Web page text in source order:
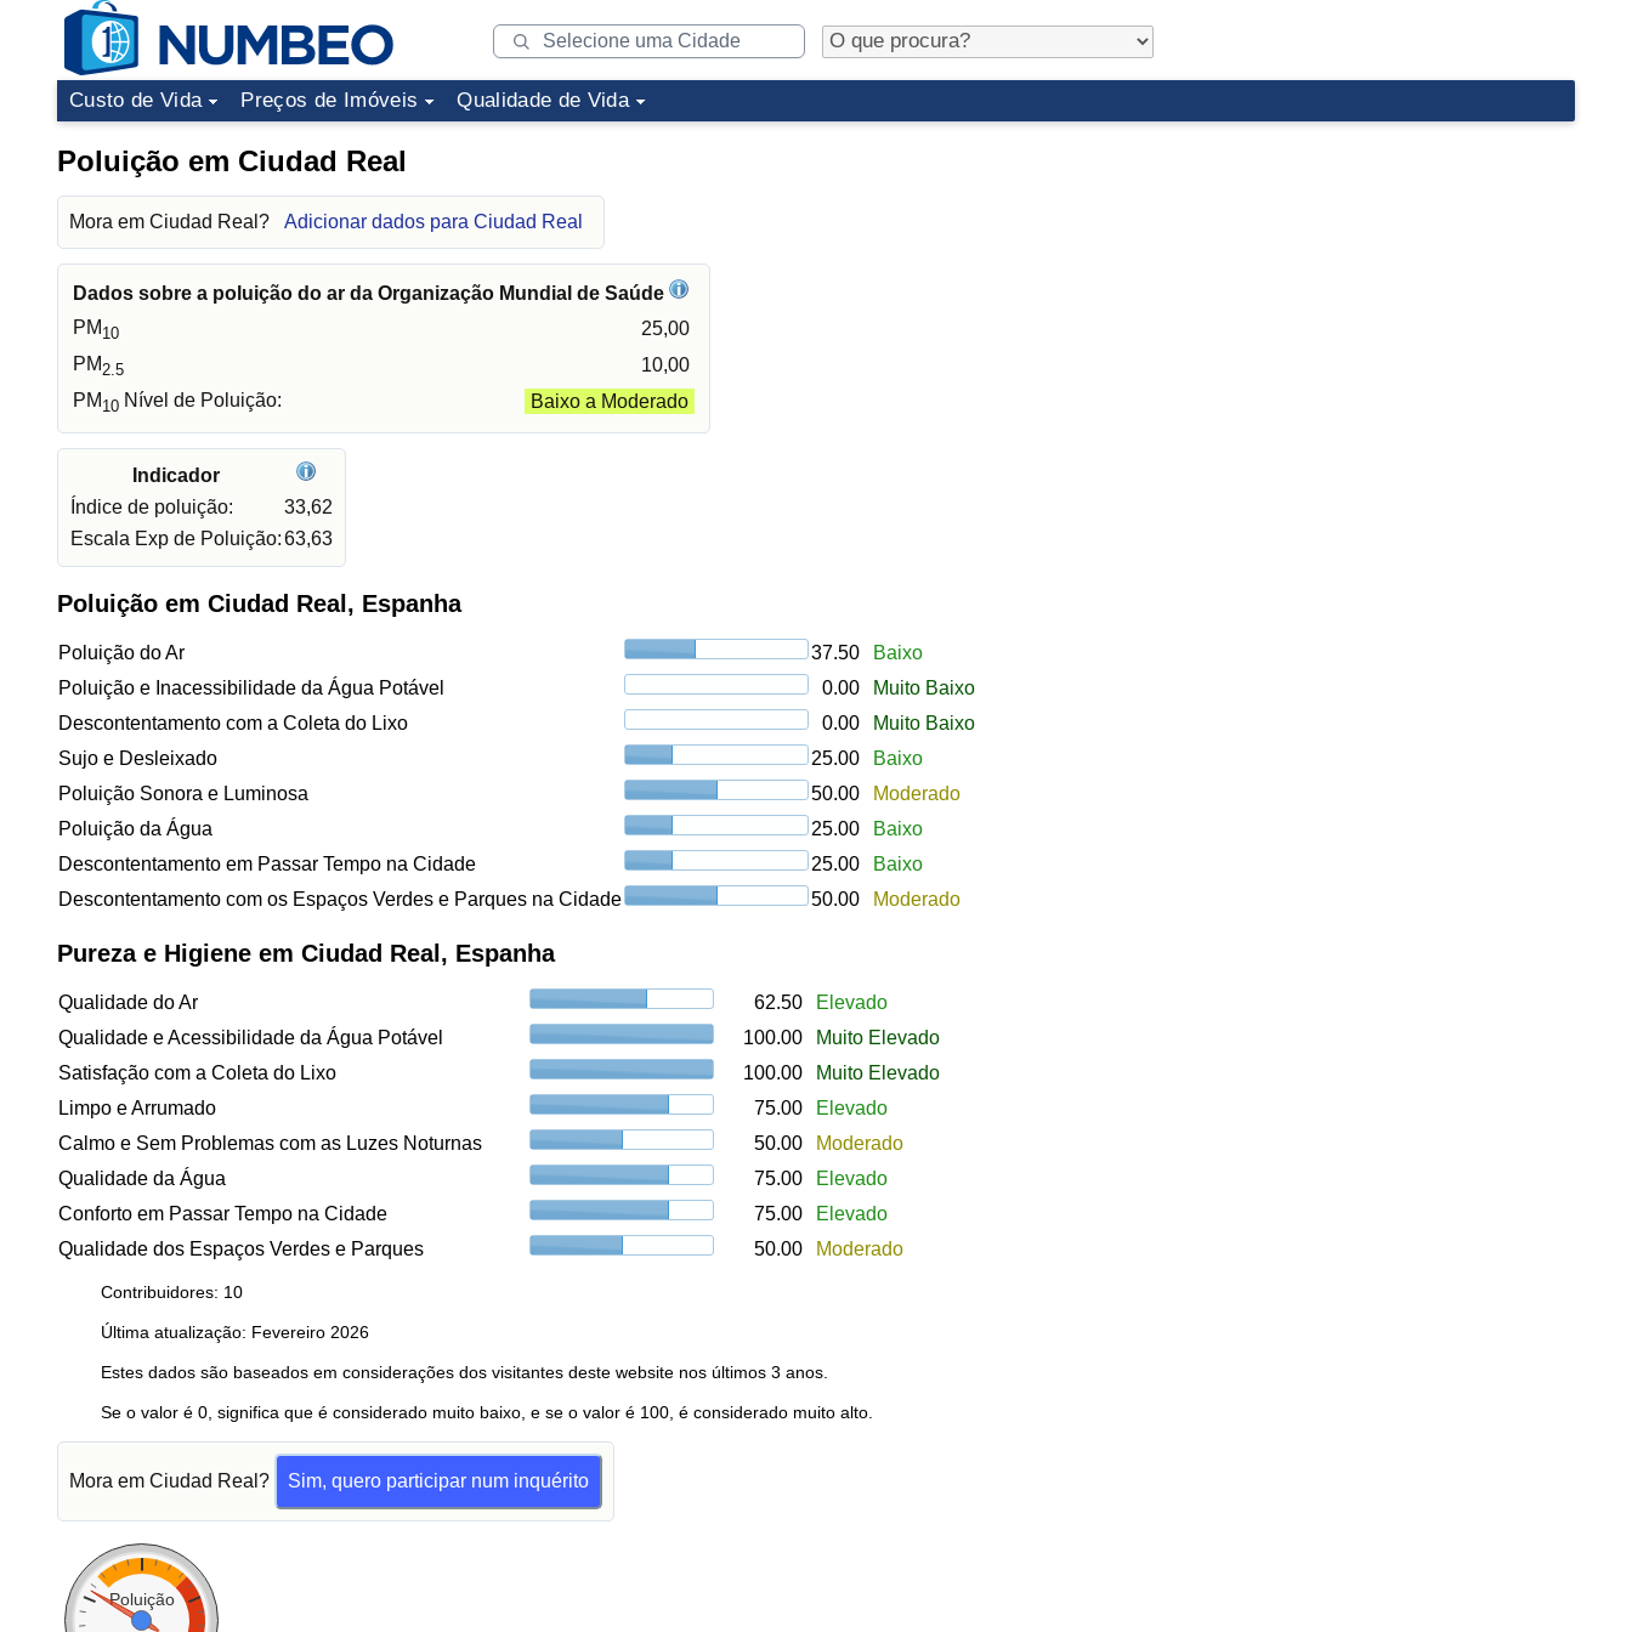
Custo de Vida Preços de Imóveis Qualidade de Vida
Poluição em Ciudad Real
Mora em Ciudad Real? Adicionar dados para Ciudad Real
Dados sobre a poluição do ar da Organização Mundial de Saúde
PM 10
25,00
PM2.5
10,00
PM 10 Nível de Poluição: Baixo a Moderado
Indicador
Índice de poluição:
33,62
Escala Exp de Poluição:63,63
Poluição em Ciudad Real, Espanha
Poluição do Ar 37.50
Baixo
Poluição e Inacessibilidade da Água Potável
0.00
Muito Baixo
Descontentamento com a Coleta do Lixo
0.00
Muito Baixo
Sujo e Desleixado
25.00
Baixo
Poluição Sonora e Luminosa
50.00
Moderado
Poluição da Água
25.00
Baixo
Descontentamento em Passar Tempo na Cidade
25.00
Baixo
Descontentamento com os Espaços Verdes e Parques na Cidade
50.00 Moderado
Pureza e Higiene em Ciudad Real, Espanha
Qualidade do Ar 62.50
Elevado
Qualidade e Acessibilidade da Água Potável
100.00
Muito Elevado
Satisfação com a Coleta do Lixo
100.00
Muito Elevado
Limpo e Arrumado
75.00
Elevado
Calmo e Sem Problemas com as Luzes Noturnas
50.00
Moderado
Qualidade da Água
75.00
Elevado
Conforto em Passar Tempo na Cidade
75.00
Elevado
Qualidade dos Espaços Verdes e Parques
50.00 Moderado
Contribuidores: 10
Última atualização: Fevereiro 2026
Estes dados são baseados em considerações dos visitantes deste website nos últimos 3 anos.
Se o valor é 0, significa que é considerado muito baixo, e se o valor é 100, é considerado muito alto.
Mora em Ciudad Real? Sim, quero participar num inquérito
Poluição